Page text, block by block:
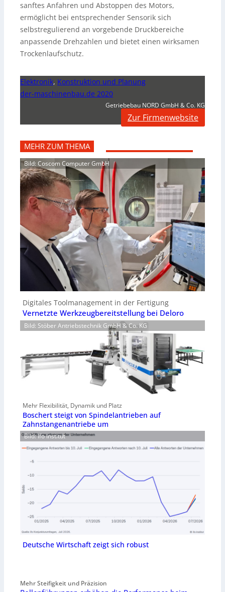
sanftes Anfahren und Abstoppen des Motors,
ermöglicht bei entsprechender Sensorik sich
selbstregulierend an vorgebende Druckbereiche
anpassende Drehzahlen und bietet einen wirksamen
Trockenlaufschutz.
Elektronik, Konstruktion und Planung
der-maschinenbau.de 2020
Getriebebau NORD GmbH & Co. KG
Zur Firmenwebsite
MEHR ZUM THEMA
Bild: Coscom Computer GmbH
Digitales Toolmanagement in der Fertigung
Vernetzte Werkzeugbereitstellung bei Deloro
Bild: Stöber Antriebstechnik GmbH & Co. KG
Mehr Flexibilität, Dynamik und Platz
Boschert steigt von Spindelantrieben auf
Zahnstangenantriebe um
Bild: Ifo Institut
Deutsche Wirtschaft zeigt sich robust
Mehr Steifigkeit und Präzision